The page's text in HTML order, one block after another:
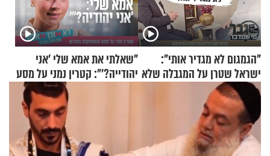
"הגמגום לא מגדיר אותי":
ישראל שטרן על המגבלה שלא
עוצרת אותו
"שאלתי את אמא שלי 'אני
יהודייה?'": קטרין נמני על מסע
ההתחזקות המרגש